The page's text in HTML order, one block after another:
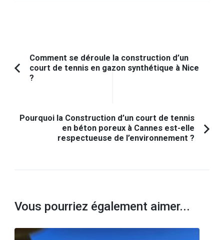
Navigation
d'article
Article
Comment se déroule la construction d’un
court de tennis en gazon synthétique à Nice
?
Pourquoi la Construction d’un court de tennis
en béton poreux à Cannes est-elle
respectueuse de l’environnement ?
Vous pourriez également aimer...